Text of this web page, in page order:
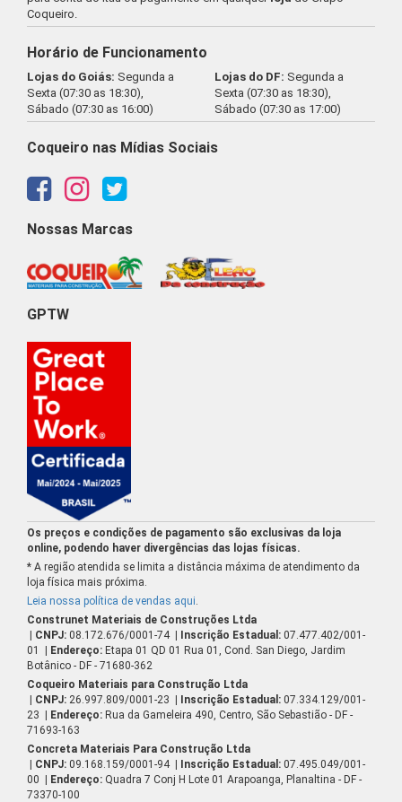
Coqueiro.
Horário de Funcionamento
Lojas do Goiás: Segunda a
Sexta (07:30 as 18:30),
Sábado (07:30 as 16:00)
Lojas do DF: Segunda a
Sexta (07:30 as 18:30),
Sábado (07:30 as 17:00)
Coqueiro nas Mídias Sociais
Nossas Marcas
GPTW
Os preços e condições de pagamento são exclusivas da loja
online, podendo haver divergências das lojas físicas.
* A região atendida se limita a distância máxima de atendimento da
loja física mais próxima.
Leia nossa política de vendas aqui
Construnet Materiais de Construções Ltda
| CNPJ: 08.172.676/0001-74 | Inscrição Estadual: 07.477.402/001-
01
| Endereço: Etapa 01 QD 01 Rua 01, Cond. San Diego, Jardim
Botânico - DF - 71680-362
Coqueiro Materiais para Construção Ltda
| CNPJ: 26.997.809/0001-23 | Inscrição Estadual: 07.334.129/001-
23 | Endereço: Rua da Gameleira 490, Centro, São Sebastião - DF -
71693-163
Concreta Materiais Para Construção Ltda
| CNPJ: 09.168.159/0001-94 | Inscrição Estadual: 07.495.049/001-
00 | Endereço: Quadra 7 Conj H Lote 01 Arapoanga, Planaltina - DF -
73370-100